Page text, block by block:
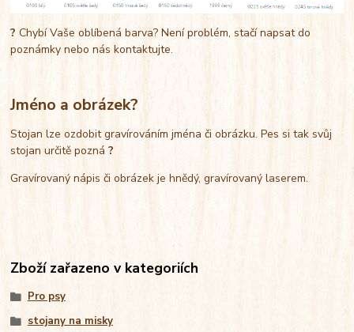
?Chybí Vaše oblíbená barva? Není problém, stačí napsat do
poznámky nebo nás kontaktujte.
Jméno a obrázek?
Stojan lze ozdobit gravírováním jména či obrázku. Pes si tak svůj
stojan určitě pozná?
Gravírovaný nápis či obrázek je hnědý, gravírovaný laserem.
Zboží zařazeno v kategoriích
Pro psy
stojany na misky